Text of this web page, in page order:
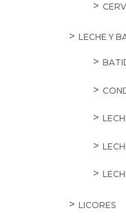
LECHE Y
LICORES